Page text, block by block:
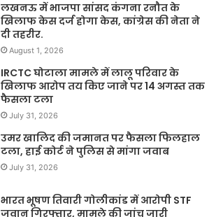
लखनऊ में भाजपा सांसद कंगना रनौत के
खिलाफ केस दर्ज होगा केस, कांग्रेस की नेता ने
दी तहरीर.
August 1, 2026
IRCTC घोटाला मामले में लालू परिवार के
खिलाफ आरोप तय किए जाने पर 14 अगस्त तक
फैसला टला
July 31, 2026
उमर खालिद की जमानत पर फैसला फिलहाल
टला, हाई कोर्ट ने पुलिस से मांगा जवाब
July 31, 2026
भारत भूषण तिवारी गोलीकांड में आरोपी STF
जवान गिरफ्तार, मामले की जांच जारी